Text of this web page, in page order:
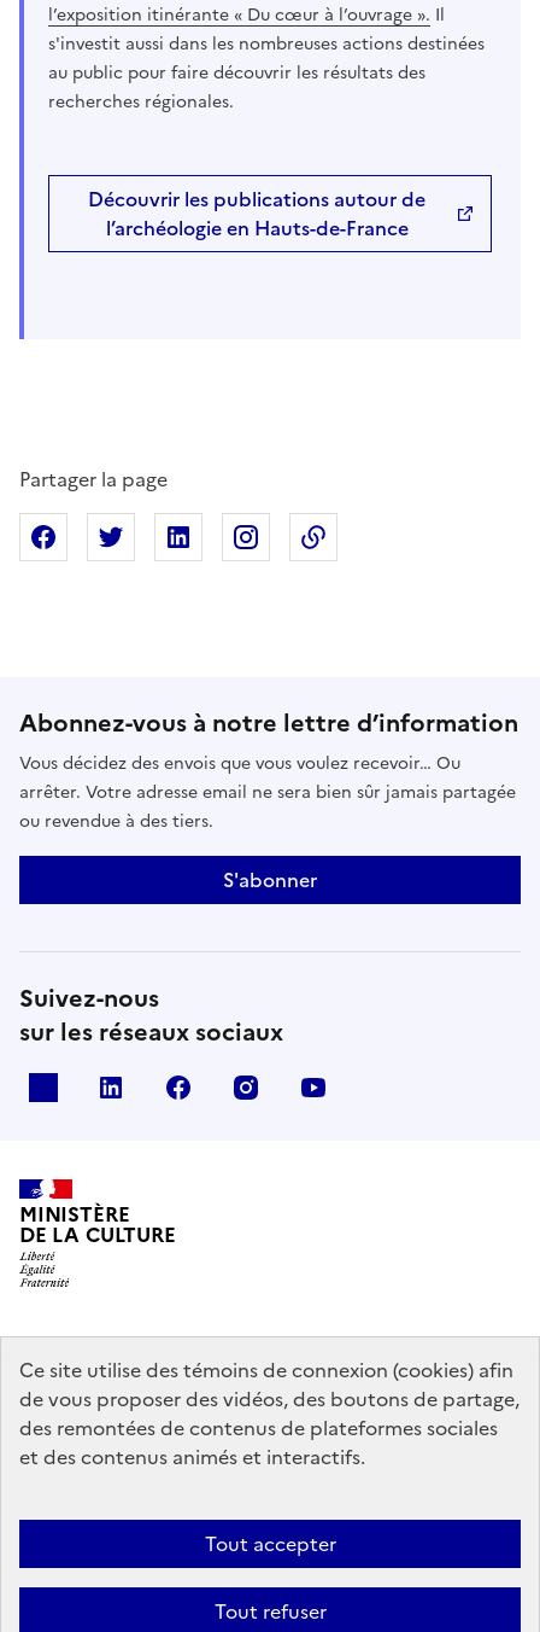
Ce site utilise des témoins de connexion (cookies) afin
de vous proposer des vidéos, des boutons de partage,
des remontées de contenus de plateformes sociales
et des contenus animés et interactifs.
Tout accepter
Tout refuser
l’exposition itinérante « Du cœur à l’ouvrage ». Il
s'investit aussi dans les nombreuses actions destinées
au public pour faire découvrir les résultats des
recherches régionales.
Découvrir les publications autour de
l’archéologie en Hauts-de-France
Partager la page
Partager sur Facebook
Partager sur XPartager sur Linkedin
Partager sur Instagram
Abonnez-vous à notre lettre d’information
Vous décidez des envois que vous voulez recevoir… Ou
arrêter. Votre adresse email ne sera bien sûr jamais partagée
ou revendue à des tiers.
S'abonner
Suivez-nous
sur les réseaux sociaux
linkedin facebook instagram
MINISTÈRE
DE LA CULTURE
data.gouv.fr legifrance.gouv.fr
info.gouv.fr
service-public.gouv.fr
Mentions légales Accessibilité : partiellement conforme
Politique
d’utilisation des témoins de connexion (cookies)
Plan du site